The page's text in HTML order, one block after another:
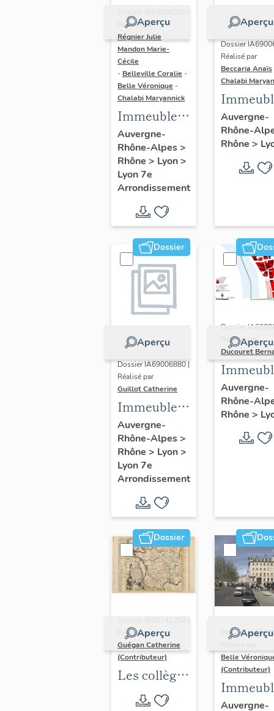
Aperçu
Réalisé par
Régnier Julie
Mandon Marie-
Cécile
- Belleville Coralie -
Belle Véronique -
Chalabi Maryannick
Immeubles
du secteur
d'étude La
Guillotière
Auvergne-
Rhône-Alpes>
Rhône > Lyon>
Lyon 7e
Arrondissement
Aperçu
Dossier
Réalisé par
Beccaria Anaïs
Chalabi
des
Trente
rive
Auvergne-
Rhône-
Rhône >
Dossier
Aperçu
Dossier IA69006880 |
Réalisé par
Guillot Catherine
Immeubles,
maisons
Auvergne-
Rhône-Alpes>
Rhône > Lyon>
Lyon 7e
Arrondissement
Aperçu
Dossier
Réalisé par
Ducouret
du
Saint-
Auvergne-
Rhône-
Rhône >
Dossier
Aperçu
Réalisé par
Guégan Catherine
(Contributeur)
Les collèges
jésuites
Aperçu
Dossier
Belle
(Contributeur)
du
Auvergne-